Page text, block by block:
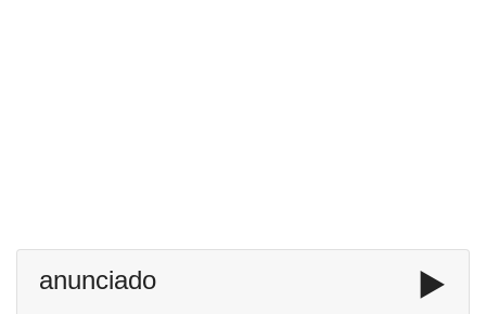
anunciado ▶️